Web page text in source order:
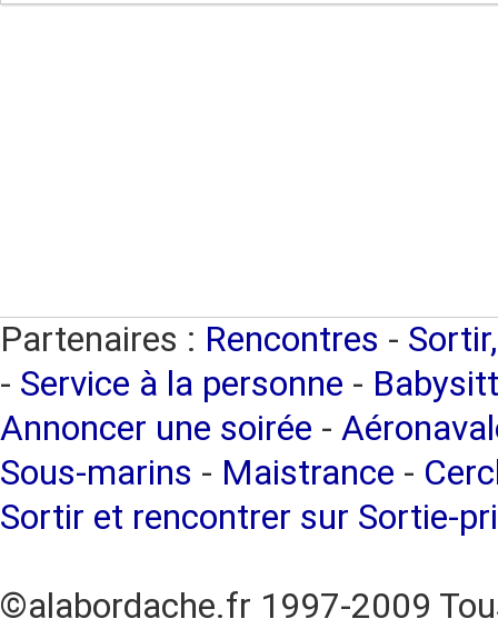
Partenaires : Rencontres -
- Service à la personne -
Annoncer une soirée -
Sous-marins - Maistrance -
Sortir et rencontrer sur Sortie-
©alabordache.fr 1997-2009